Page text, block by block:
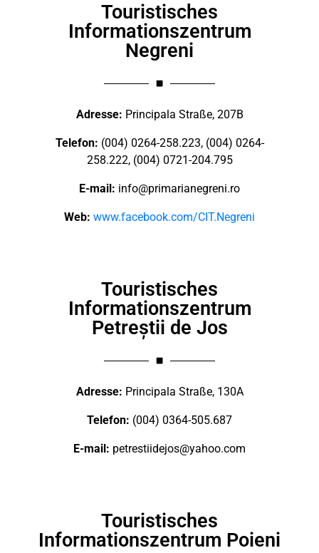
Touristisches
Informationszentrum
Negreni
Adresse: Principala Straße, 207B
Telefon: (004) 0264-258.223, (004) 0264-
258.222, (004) 0721-204.795
E-mail: info@primarianegreni.ro
Web: www.facebook.com/CIT.Negreni
Touristisches
Informationszentrum
Petreștii de Jos
Adresse: Principala Straße, 130A
Telefon: (004) 0364-505.687
E-mail: petrestiidejos@yahoo.com
Touristisches
Informationszentrum Poieni